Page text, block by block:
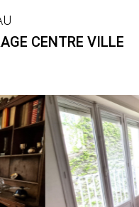
CENTRE VILLE